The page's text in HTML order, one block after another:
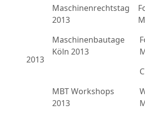
2013
Maschinenrechtstag
2013
Maschinenbautage
Köln 2013
MBT Workshops
2013